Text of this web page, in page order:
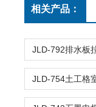
相关产品：